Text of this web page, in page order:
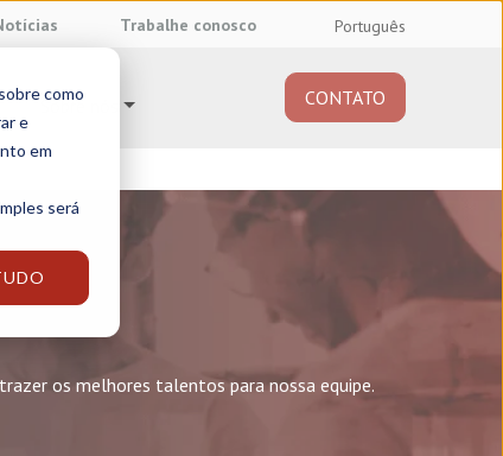
como
e
em
será
Trabalhe conosco Português
Sobre nós CONTATO
os melhores talentos para nossa equipe.